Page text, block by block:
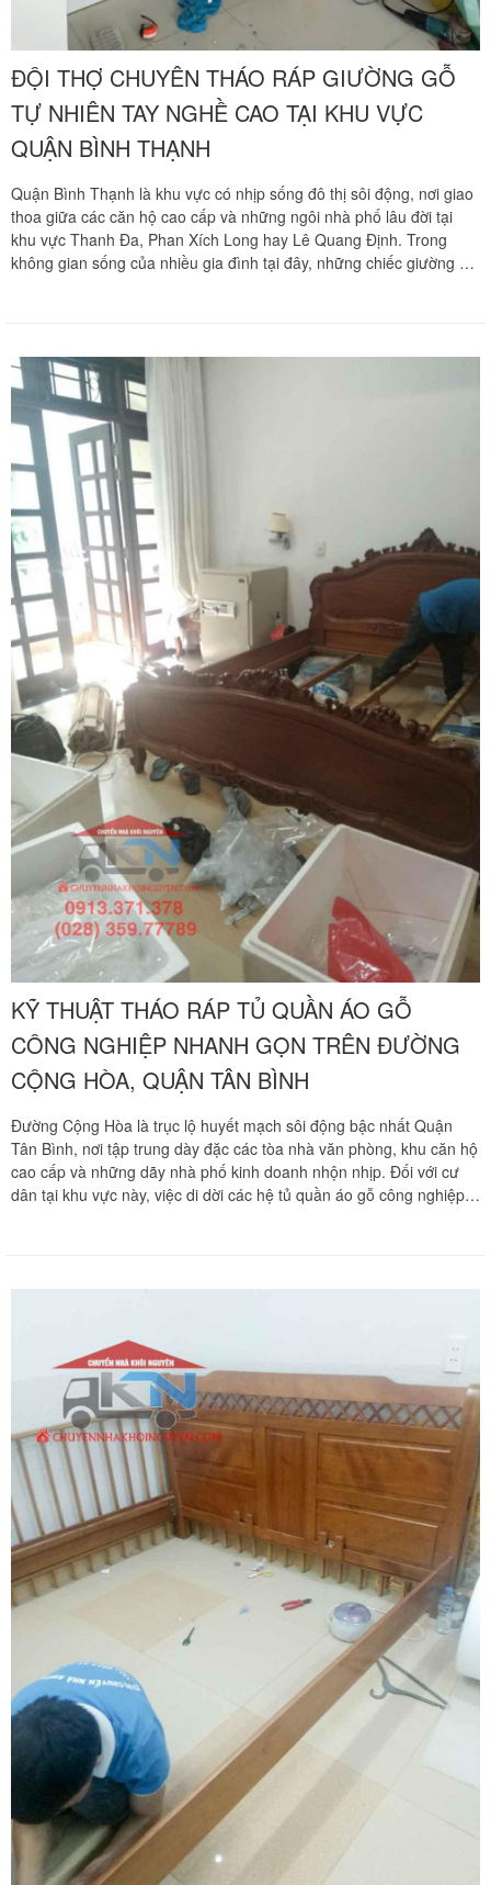
ĐỘI THỢ CHUYÊN THÁO RÁP GIƯỜNG GỖ
TỰ NHIÊN TAY NGHỀ CAO TẠI KHU VỰC
QUẬN BÌNH THẠNH
Quận Bình Thạnh là khu vực có nhịp sống đô thị sôi động, nơi giao
thoa giữa các căn hộ cao cấp và những ngôi nhà phố lâu đời tại
khu vực Thanh Đa, Phan Xích Long hay Lê Quang Định. Trong
không gian sống của nhiều gia đình tại đây, những chiếc giường gỗ
chuyên sâu để không làm hỏng hóc kết cấu hay làm trầy xước vẻ
đẹp nguyên bản. Chuyển nhà Khôi Nguyên mang đến đội ngũ thợ
tháo ráp nội thất chuyên nghiệp tại Quận Bình Thạnh, cam kết thi
công tận tâm và bảo vệ tài sản gỗ quý của bạn một cách hoàn hảo
nhất.
KỸ THUẬT THÁO RÁP TỦ QUẦN ÁO GỖ
CÔNG NGHIỆP NHANH GỌN TRÊN ĐƯỜNG
CỘNG HÒA, QUẬN TÂN BÌNH
Đường Cộng Hòa là trục lộ huyết mạch sôi động bậc nhất Quận
Tân Bình, nơi tập trung dày đặc các tòa nhà văn phòng, khu căn hộ
cao cấp và những dãy nhà phố kinh doanh nhộn nhịp. Đối với cư
dân tại khu vực này, việc di dời các hệ tủ quần áo gỗ công nghiệp
hư hại kết cấu ván ép hay thất lạc linh kiện.